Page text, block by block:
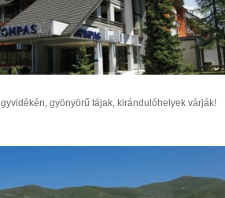
gyönyörű tájak, kirándulóhelyek várják!